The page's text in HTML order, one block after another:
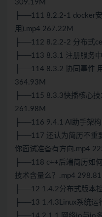
309.19M
├──111 8.2.2-1 docker安
用).mp4 267.22M
├──112 8.2.2-2 分布式
├──113 8.3.1 注册服务
├──114 8.3.2 协同事件
364.93M
├──115 8.3.3快播核心技
261.98M
├──116 9.4.1 AI助手架
├──117 还认为简历不重
你面试准备有方向.mp4
├──118 c++后端简历如
技术含量么？.mp4
├──12 1.4.2分布式版本
├──13 1.4.3Linux系统运